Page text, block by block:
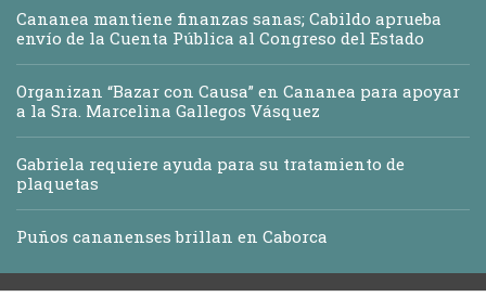
Cananea mantiene finanzas sanas; Cabildo aprueba
envío de la Cuenta Pública al Congreso del Estado
Organizan “Bazar con Causa” en Cananea para apoyar
a la Sra. Marcelina Gallegos Vásquez
Gabriela requiere ayuda para su tratamiento de
plaquetas
Puños cananenses brillan en Caborca